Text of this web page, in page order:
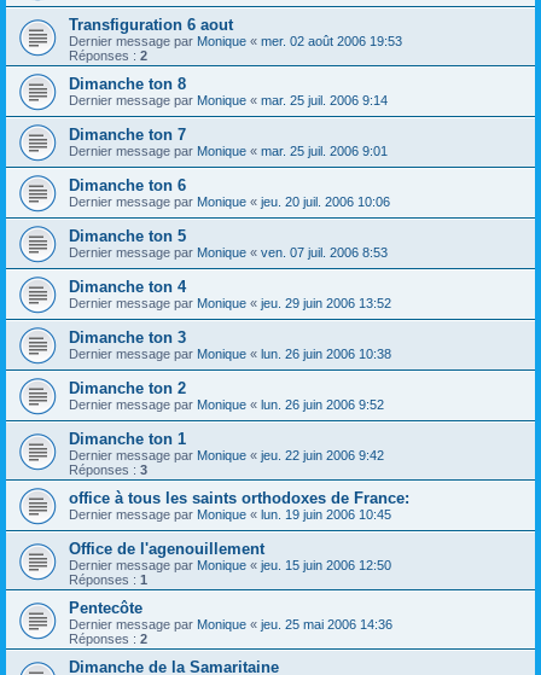
Transfiguration 6 aout
Dernier message par Monique « mer. 02 août 2006 19:53
Réponses : 2
Dimanche ton 8
Dernier message par Monique « mar. 25 juil. 2006 9:14
Dimanche ton 7
Dernier message par Monique « mar. 25 juil. 2006 9:01
Dimanche ton 6
Dernier message par Monique « jeu. 20 juil. 2006 10:06
Dimanche ton 5
Dernier message par Monique « ven. 07 juil. 2006 8:53
Dimanche ton 4
Dernier message par Monique « jeu. 29 juin 2006 13:52
Dimanche ton 3
Dernier message par Monique « lun. 26 juin 2006 10:38
Dimanche ton 2
Dernier message par Monique « lun. 26 juin 2006 9:52
Dimanche ton 1
Dernier message par Monique « jeu. 22 juin 2006 9:42
Réponses : 3
office à tous les saints orthodoxes de France:
Dernier message par Monique « lun. 19 juin 2006 10:45
Office de l'agenouillement
Dernier message par Monique « jeu. 15 juin 2006 12:50
Réponses : 1
Pentecôte
Dernier message par Monique « jeu. 25 mai 2006 14:36
Réponses : 2
Dimanche de la Samaritaine